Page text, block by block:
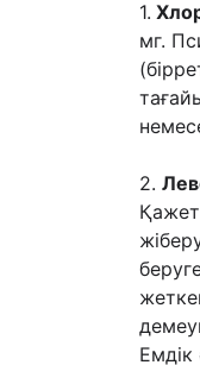
1.
мг.
2.